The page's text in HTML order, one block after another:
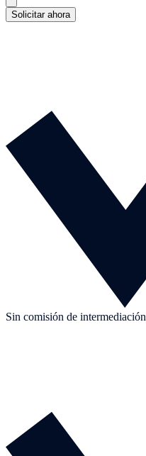
Solicitar ahora
Sin comisión de intermediación